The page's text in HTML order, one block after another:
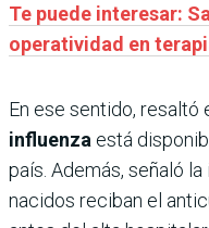
Te puede interesar:
operatividad en
En ese sentido, resaltó
influenza está
país. Además, señaló
nacidos reciban el